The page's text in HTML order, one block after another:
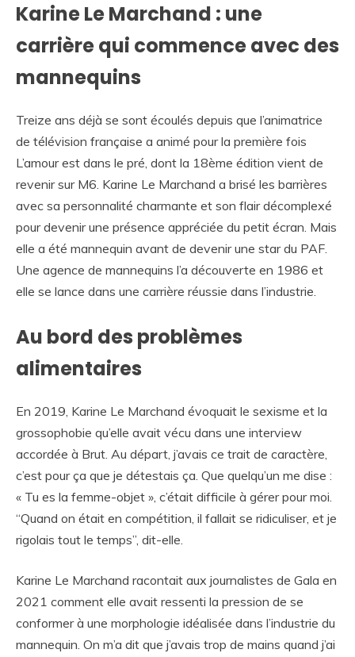
Karine Le Marchand : une
carrière qui commence avec des
mannequins
Treize ans déjà se sont écoulés depuis que l’animatrice
de télévision française a animé pour la première fois
L’amour est dans le pré, dont la 18ème édition vient de
revenir sur M6. Karine Le Marchand a brisé les barrières
avec sa personnalité charmante et son flair décomplexé
pour devenir une présence appréciée du petit écran. Mais
elle a été mannequin avant de devenir une star du PAF.
Une agence de mannequins l’a découverte en 1986 et
elle se lance dans une carrière réussie dans l’industrie.
Au bord des problèmes
alimentaires
En 2019, Karine Le Marchand évoquait le sexisme et la
grossophobie qu’elle avait vécu dans une interview
accordée à Brut. Au départ, j’avais ce trait de caractère,
c’est pour ça que je détestais ça. Que quelqu’un me dise :
« Tu es la femme-objet », c’était difficile à gérer pour moi.
“Quand on était en compétition, il fallait se ridiculiser, et je
rigolais tout le temps”, dit-elle.
Karine Le Marchand racontait aux journalistes de Gala en
2021 comment elle avait ressenti la pression de se
conformer à une morphologie idéalisée dans l’industrie du
mannequin. On m’a dit que j’avais trop de mains quand j’ai